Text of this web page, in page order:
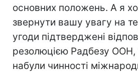
основних положень. А я
звернути вашу увагу на
угоди підтверджені
резолюцією Радбезу ООН,
набули чинності